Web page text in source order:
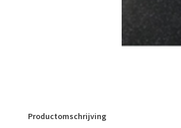
Productomschrijving